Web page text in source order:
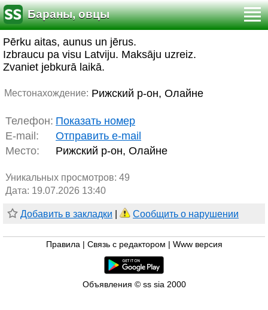
Бараны, овцы
Pērku aitas, aunus un jērus.
Izbraucu pa visu Latviju. Maksāju uzreiz.
Zvaniet jebkurā laikā.
Местонахождение: Рижский р-он, Олайне
Телефон: Показать номер
E-mail:
Отправить e-mail
Место:
Рижский р-он, Олайне
Уникальных просмотров: 49
Дата: 19.07.2026 13:40
Добавить в закладки Сообщить о нарушении
Правила Связь с редактором Www версия
Объявления © ss sia 2000